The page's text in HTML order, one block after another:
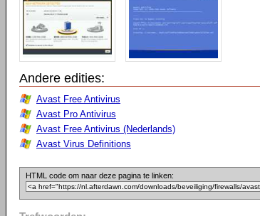
Andere edities:
Avast Free Antivirus
Avast Pro Antivirus
Avast Free Antivirus (Nederlands)
Avast Virus Definitions
HTML code om naar deze pagina te linken: